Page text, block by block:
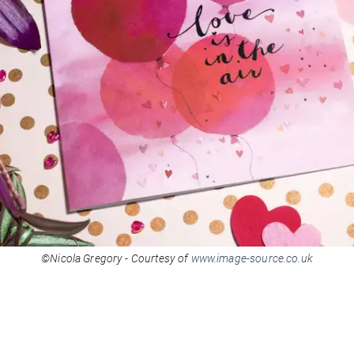
©Nicola Gregory - Courtesy of www.image-source.co.uk